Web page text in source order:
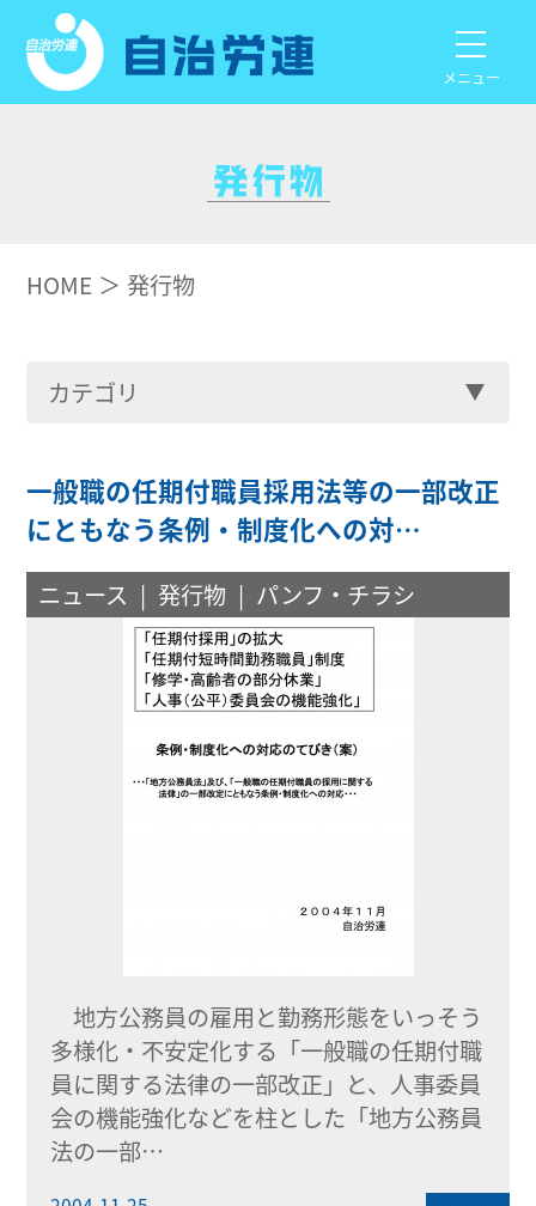
メニュー
HOME 発行物
カテゴリ
一般職の任期付職員採用法等の一部改正
にともなう条例・制度化への対…
ニュース 発行物 パンフ・チラシ
地方公務員の雇用と勤務形態をいっそう
多様化・不安定化する「一般職の任期付職
員に関する法律の一部改正」と、人事委員
会の機能強化などを柱とした「地方公務員
法の一部…